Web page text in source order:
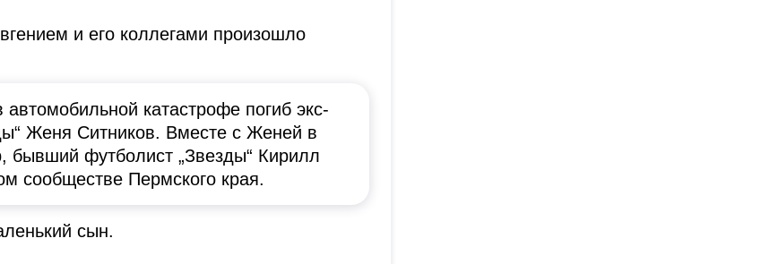
и его коллегами произошло
катастрофе погиб экс-
Женя Ситников. Вместе с Женей в
футболист „Звезды“ Кирилл
сообществе Пермского края.
сын.